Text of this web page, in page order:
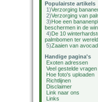
Populairste artikels
1)Verzorging
2)Verzorging van
3)Hoe een
beschermen in de
4)De 10
palmbomen ter wereld
5)Zaaien van
Handige pagina's
Exoten adressen
Veel gestelde vragen
Hoe foto's uploaden
Richtlijnen
Disclaimer
Link naar ons
Links